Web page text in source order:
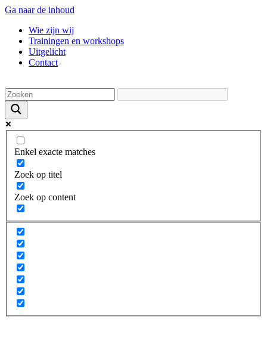
Ga naar de inhoud
Wie zijn wij
Trainingen en workshops
Uitgelicht
Contact
Enkel exacte matches
Zoek op titel
Zoek op content